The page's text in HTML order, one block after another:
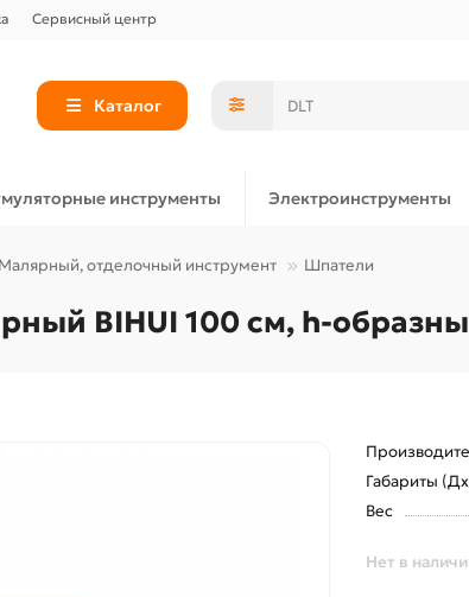
Сервисный центр
Каталог
инструменты Электроинструменты
Малярный, отделочный инструмент Шпатели
BIHUI 100 см, h-
Габариты
Вес
Нет в